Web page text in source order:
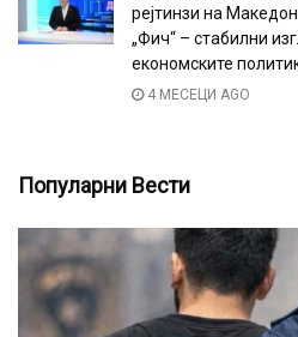
рејтинзи на
„Фич“ – стабилни
економските
4 МЕСЕЦИ AGO
Популарни Вести